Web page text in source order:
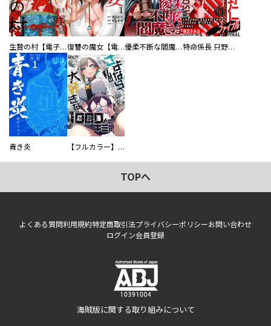
生贄の村【電子単行本版】 復讐の魔女【電子単行本版】 優柔不断な閻魔さま 特命係長 只野仁ファイナル 愛蔵版
青き炎 【フルカラー】さよなら、私の大好きな１０００人のキミ。
TOPへ
よくある質問利用規約特定商取引法プライバシーポリシーお問い合わせ
ログイン会員登録
海賊版に関する取り組みについて